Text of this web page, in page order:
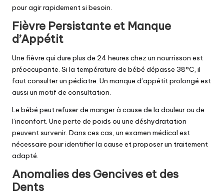
pour agir rapidement si besoin.
Fièvre Persistante et Manque
d’Appétit
Une fièvre qui dure plus de 24 heures chez un nourrisson est
préoccupante. Si la température de bébé dépasse 38°C, il
faut consulter un pédiatre. Un manque d’appétit prolongé est
aussi un motif de consultation.
Le bébé peut refuser de manger à cause de la douleur ou de
l’inconfort. Une perte de poids ou une déshydratation
peuvent survenir. Dans ces cas, un examen médical est
nécessaire pour identifier la cause et proposer un traitement
adapté.
Anomalies des Gencives et des
Dents